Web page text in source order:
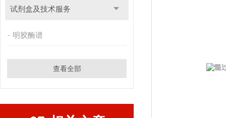
试剂盒及技术服务
明胶酶谱
查看全部